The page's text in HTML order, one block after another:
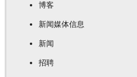
博客
新闻媒体信息
新闻
招聘